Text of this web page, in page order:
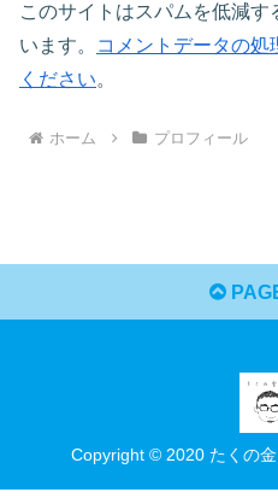
このサイトはスパムを低減す
います。
コメントデータの処
ください。
ホーム プロフィール
Copyright © 2020 たくの